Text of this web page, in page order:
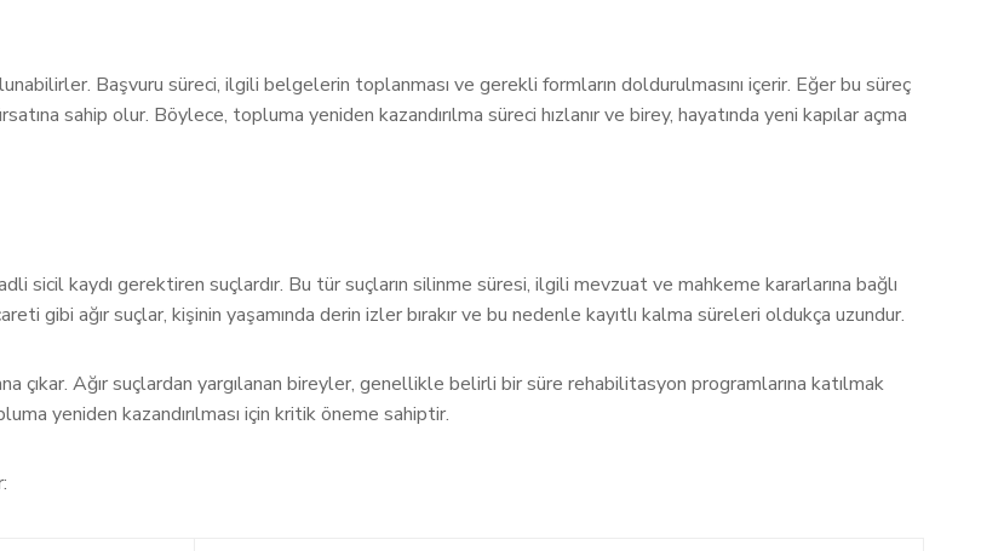
Başvuru süreci, ilgili belgelerin toplanması ve gerekli formların doldurulmasını içerir. Eğer bu süreç
sahip olur. Böylece, topluma yeniden kazandırılma süreci hızlanır ve birey, hayatında yeni kapılar açma
kaydı gerektiren suçlardır. Bu tür suçların silinme süresi, ilgili mevzuat ve mahkeme kararlarına bağlı
gibi ağır suçlar, kişinin yaşamında derin izler bırakır ve bu nedenle kayıtlı kalma süreleri oldukça uzundur.
çıkar. Ağır suçlardan yargılanan bireyler, genellikle belirli bir süre rehabilitasyon programlarına katılmak
yeniden kazandırılması için kritik öneme sahiptir.